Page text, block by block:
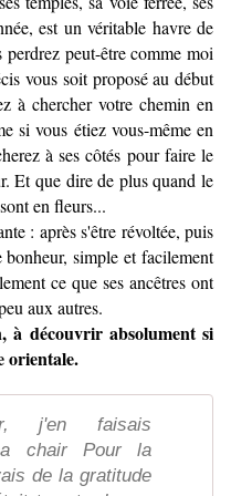
est un véritable havre de
peut-être comme moi
vous soit proposé au début
à chercher votre chemin en
si vous étiez vous-même en
à ses côtés pour faire le
Et que dire de plus quand le
en fleurs...
: après s'être révoltée, puis
simple et facilement
ce que ses ancêtres ont
aux autres.
découvrir absolument si
orientale.
j'en faisais
chair Pour la
de la gratitude